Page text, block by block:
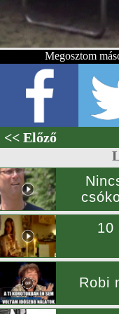
Megosztom
<< Előző
10
Robi